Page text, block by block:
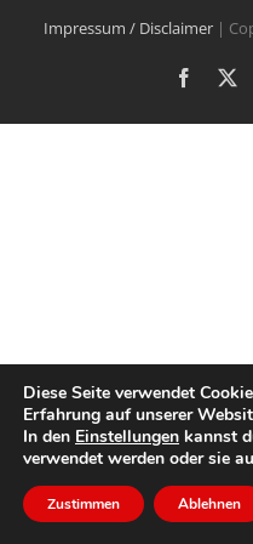
Impressum / Disclaimer |
Diese Seite verwendet
Erfahrung auf unserer
In den Einstellungen kannst
verwendet werden oder sie
Zustimmen Ablehnen